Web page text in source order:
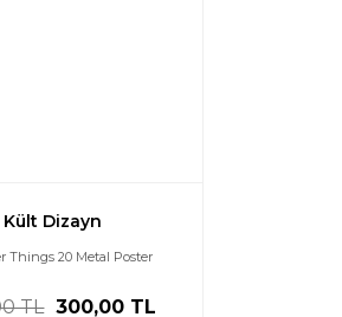
Kült Dizayn
Things 20 Metal Poster
TL 300,00 TL